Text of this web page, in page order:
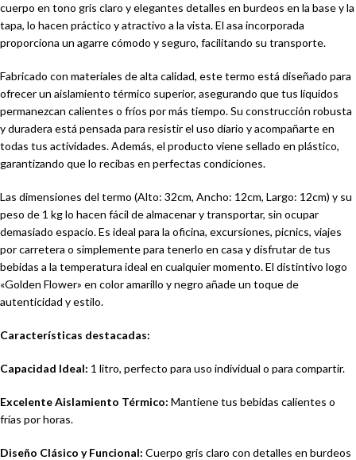
cuerpo en tono gris claro y elegantes detalles en burdeos en la base y la
tapa, lo hacen práctico y atractivo a la vista. El asa incorporada
proporciona un agarre cómodo y seguro, facilitando su transporte.
Fabricado con materiales de alta calidad, este termo está diseñado para
ofrecer un aislamiento térmico superior, asegurando que tus líquidos
permanezcan calientes o fríos por más tiempo. Su construcción robusta
y duradera está pensada para resistir el uso diario y acompañarte en
todas tus actividades. Además, el producto viene sellado en plástico,
garantizando que lo recibas en perfectas condiciones.
Las dimensiones del termo (Alto: 32cm, Ancho: 12cm, Largo: 12cm) y su
peso de 1 kg lo hacen fácil de almacenar y transportar, sin ocupar
demasiado espacio. Es ideal para la oficina, excursiones, picnics, viajes
por carretera o simplemente para tenerlo en casa y disfrutar de tus
bebidas a la temperatura ideal en cualquier momento. El distintivo logo
«Golden Flower» en color amarillo y negro añade un toque de
autenticidad y estilo.
Características destacadas:
Capacidad Ideal: 1 litro, perfecto para uso individual o para compartir.
Excelente Aislamiento Térmico: Mantiene tus bebidas calientes o
frías por horas.
Diseño Clásico y Funcional: Cuerpo gris claro con detalles en burdeos